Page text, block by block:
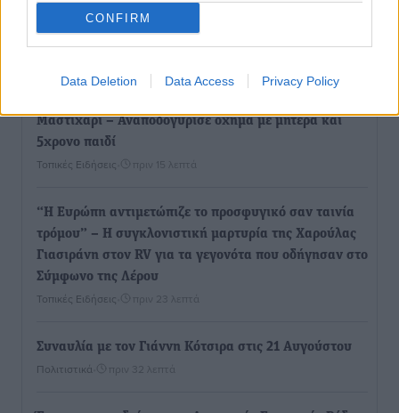
CONFIRM
Data Deletion Data Access Privacy Policy
Χατζηλαζάρου – Προχωρά καινούργιο ξενοδοχείο
στην Κω
Τοπικές Ειδήσεις• πριν 8 λεπτά
Μαστιχάρι – Αναποδογύρισε όχημα με μητέρα και
5χρονο παιδί
Τοπικές Ειδήσεις πριν 15 λεπτά
“Η Ευρώπη αντιμετώπιζε το προσφυγικό σαν ταινία
τρόμου” – Η συγκλονιστική μαρτυρία της Χαρούλας
Γιασιράνη στον RV για τα γεγονότα που οδήγησαν στο
Σύμφωνο της Λέρου
Τοπικές Ειδήσεις πριν 23 λεπτά
Συναυλία με τον Γιάννη Κότσιρα στις 21 Αυγούστου
Πολιτιστικά πριν 32 λεπτά